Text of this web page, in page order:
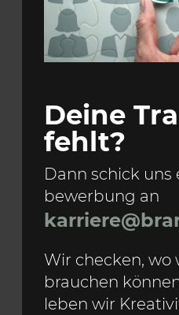
Deine
fehlt?
Dann schick
bewerbung an
Wir checken, wo
brauchen
leben wir